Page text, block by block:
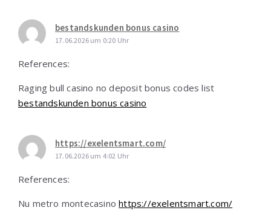
bestandskunden bonus casino
17.06.2026 um 0:20 Uhr
References:
Raging bull casino no deposit bonus codes list
bestandskunden bonus casino
https://exelentsmart.com/
17.06.2026 um 4:02 Uhr
References:
Nu metro montecasinohttps://exelentsmart.com/